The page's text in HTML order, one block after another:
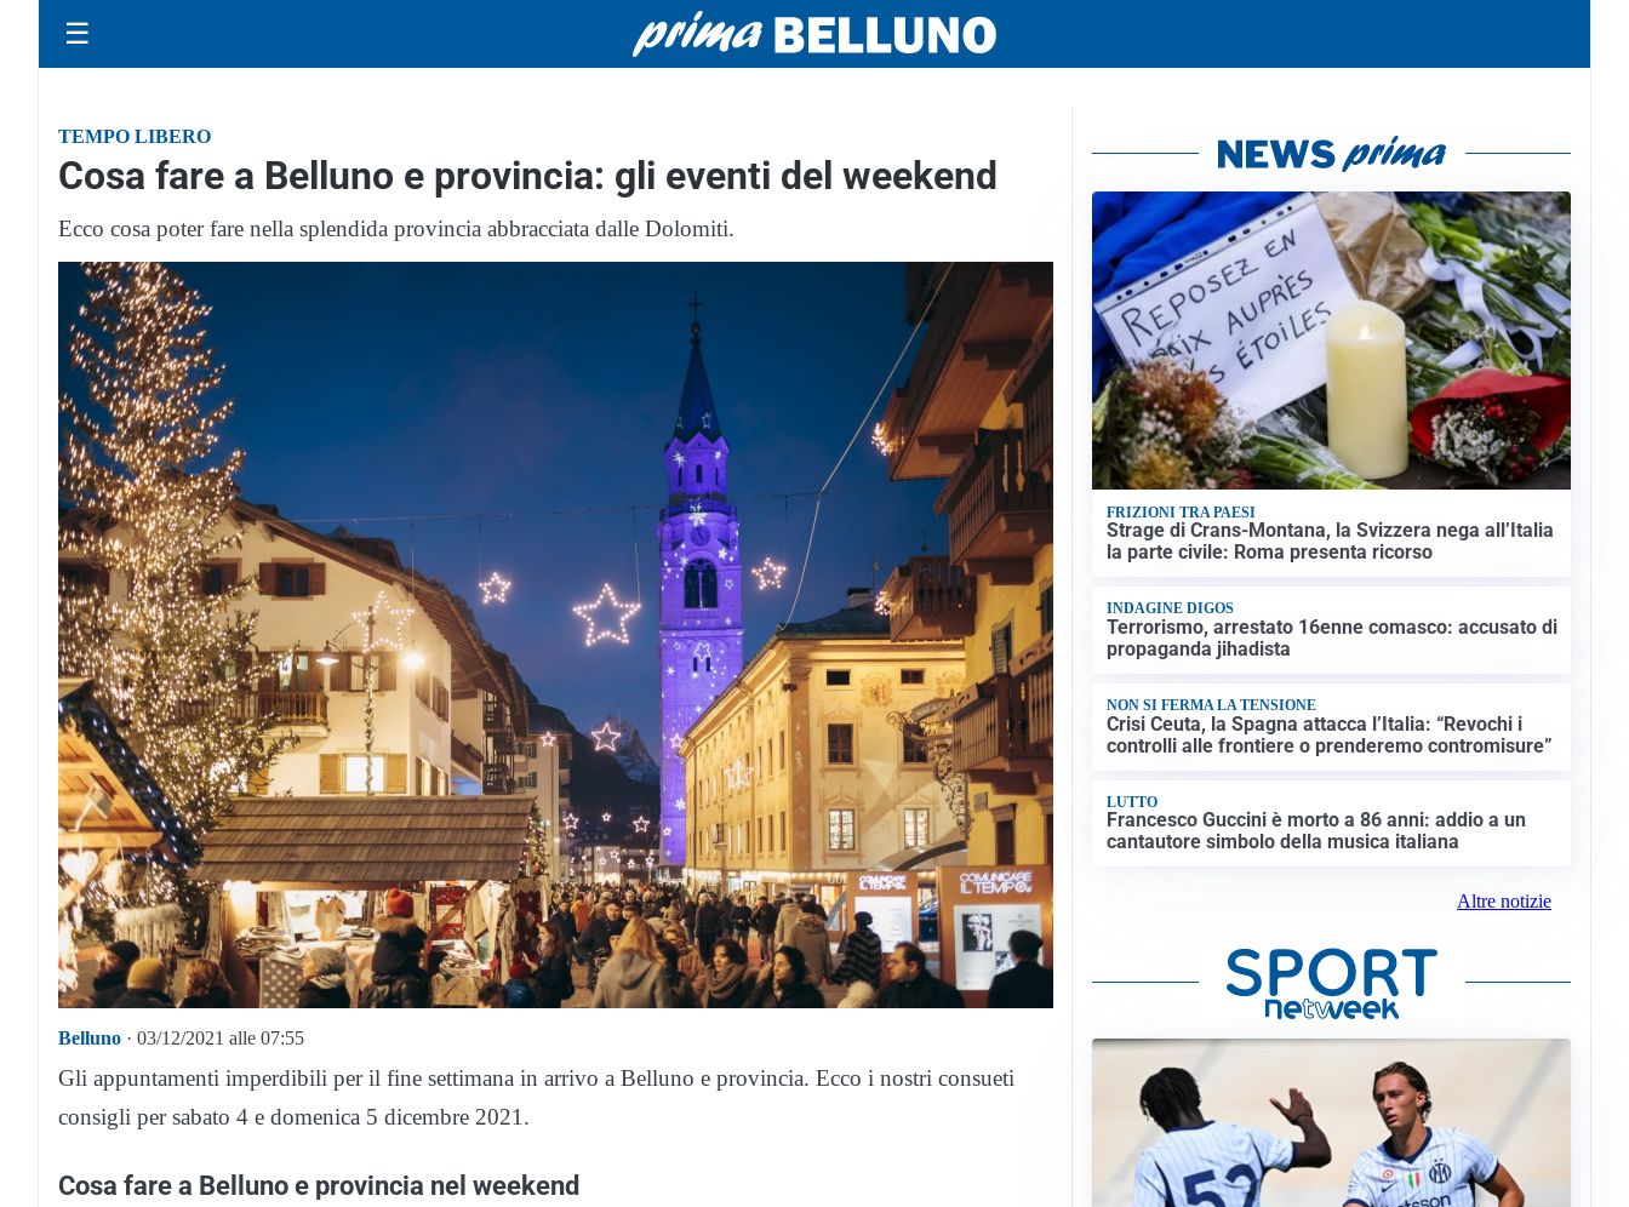
☰
TEMPO LIBERO
Cosa fare a Belluno e provincia: gli eventi del weekend
Ecco cosa poter fare nella splendida provincia abbracciata dalle Dolomiti.
Belluno · 03/12/2021 alle 07:55
Gli appuntamenti imperdibili per il fine settimana in arrivo a Belluno e provincia. Ecco i nostri consueti
consigli per sabato 4 e domenica 5 dicembre 2021.
Cosa fare a Belluno e provincia nel weekend
FRIZIONI TRA PAESI
Strage di Crans-Montana, la Svizzera nega all’Italia
la parte civile: Roma presenta ricorso
INDAGINE DIGOS
Terrorismo, arrestato 16enne comasco: accusato di
propaganda jihadista
NON SI FERMA LA TENSIONE
Crisi Ceuta, la Spagna attacca l’Italia: “Revochi i
controlli alle frontiere o prenderemo contromisure”
LUTTO
Francesco Guccini è morto a 86 anni: addio a un
cantautore simbolo della musica italiana
Altre notizie